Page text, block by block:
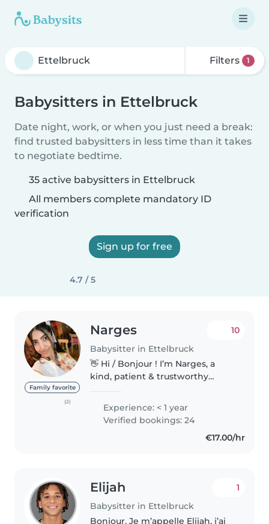
Filters 1
Babysitters in Ettelbruck
Date night, work, or when you just need a break:
find trusted babysitters in less time than it takes
to negotiate bedtime.
35 active babysitters in Ettelbruck
All members complete mandatory ID
verification
Sign up for free
4.7 / 5
Family favorite
(2)
Narges
Babysitter in Ettelbruck
10
👋 Hi / Bonjour ! I’m Narges, a
kind, patient & trustworthy
for children 💕 Je suis Narges,
une babysitter douce, patiente
et de confiance, passionnée..
Experience: < 1 year
Verified bookings: 24
€17.00/hr
Elijah
Babysitter in Ettelbruck
1
Bonjour, Je m’appelle Elijah, j’ai